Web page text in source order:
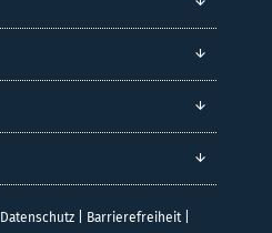
Datenschutz| Barrierefreiheit|